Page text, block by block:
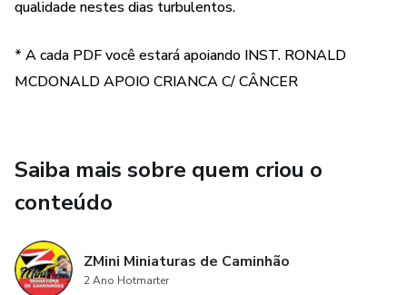
prazeroso, satisfatório. É mais que um hobby ...é uma
Abraços a todos me seguem em minhas redes sociais,
passando mais tempo juntos em um projeto gratificante!
qualidade nestes dias turbulentos.
* A cada PDF você estará apoiando INST. RONALD
MCDONALD APOIO CRIANCA C/ CÂNCER
Saiba mais sobre quem criou o
conteúdo
ZMini Miniaturas de Caminhão
2 Ano Hotmarter